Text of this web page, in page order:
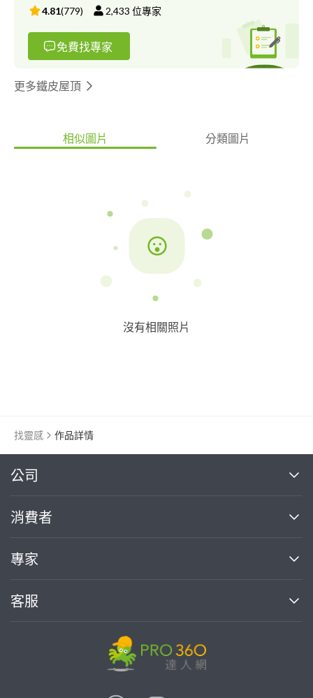
4.81(779) 2,433 位專家
免費找專家
更多鐵皮屋頂
相似圖片 分類圖片
沒有相關照片
找靈感 作品詳情
公司
關於我們
部落格
加入我們
消費者
買服務
熱門服務
專家
案件中心
客服
繼續完成